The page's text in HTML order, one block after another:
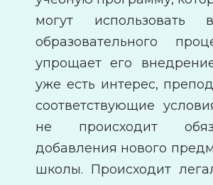
могут использовать
образовательного
упрощает его
уже есть интерес,
соответствующие
не происходит
добавления нового
школы. Происходит